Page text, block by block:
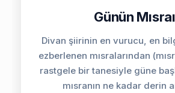
Günün Mısraı
Divan şiirinin en vurucu, en
ezberlenen mısralarından
rastgele bir tanesiyle güne
mısranın ne kadar derin